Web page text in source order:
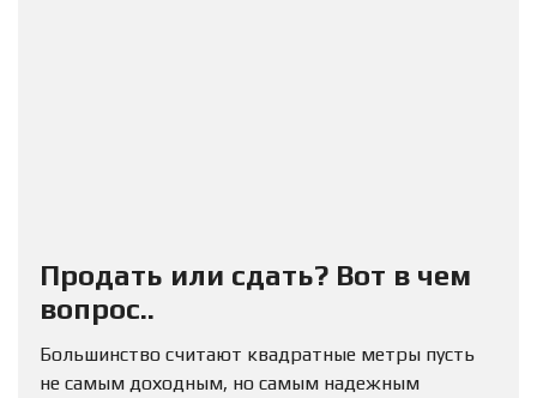
Продать или сдать? Вот в чем
вопрос..
Большинство считают квадратные метры пусть
не самым доходным, но самым надежным